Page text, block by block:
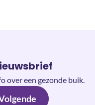
over een gezonde buik.